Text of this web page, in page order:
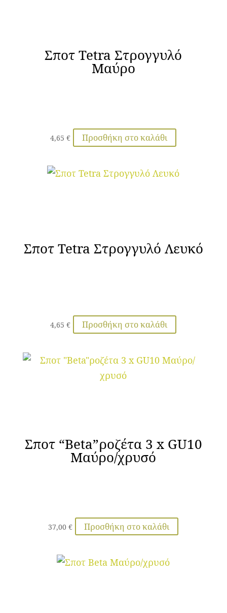
Σποτ Tetra Στρογγυλό
Μαύρο
4,65€ Προσθήκη στο καλάθι
Σποτ Tetra Στρογγυλό Λευκό
4,65€ Προσθήκη στο καλάθι
Σποτ “Beta”ροζέτα 3 x GU10
Μαύρο/χρυσό
37,00€ Προσθήκη στο καλάθι